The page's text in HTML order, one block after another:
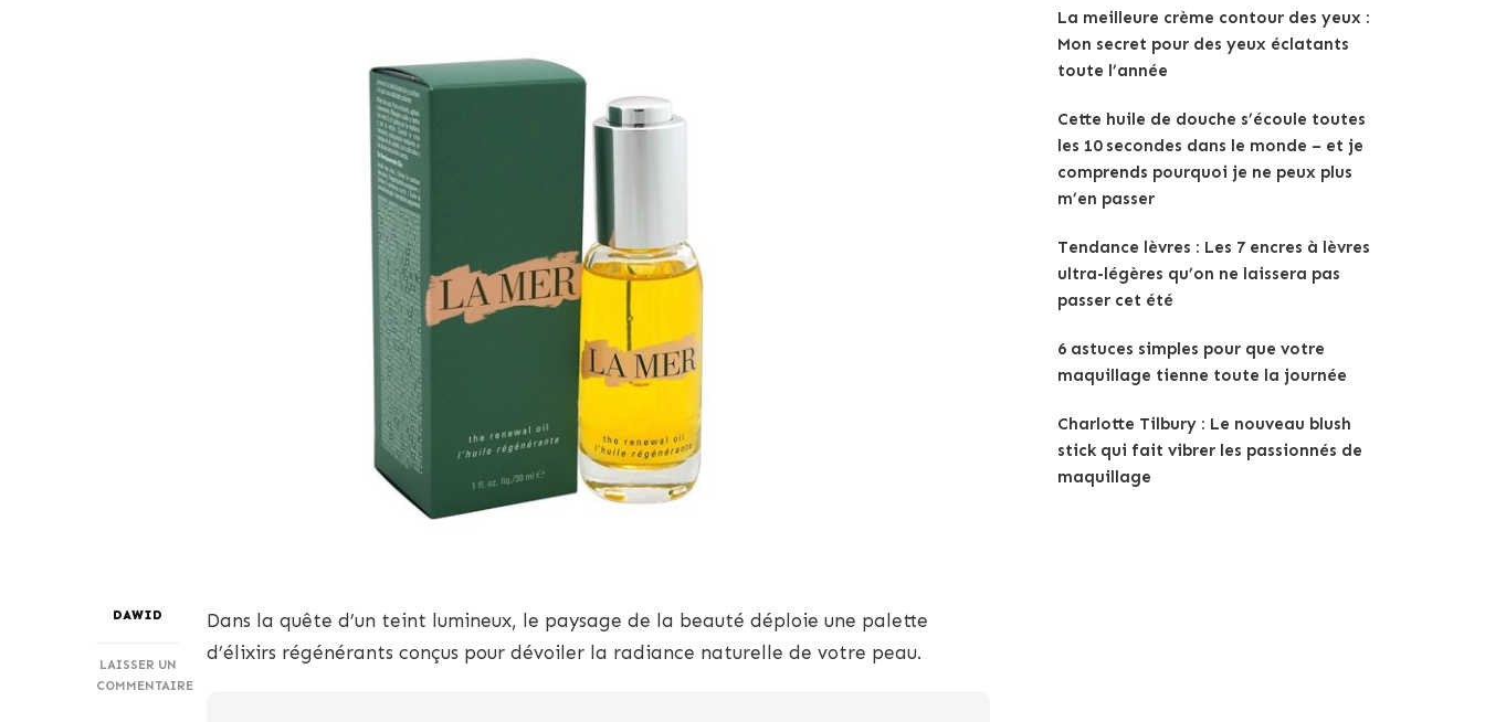
DAWID
LAISSER UN
COMMENTAIRE
Dans la quête d’un teint lumineux, le paysage de la beauté déploie une palette
d’élixirs régénérants conçus pour dévoiler la radiance naturelle de votre peau.
La meilleure crème contour des yeux :
Mon secret pour des yeux éclatants
toute l’année
Cette huile de douche s’écoule toutes
les 10 secondes dans le monde – et je
comprends pourquoi je ne peux plus
m’en passer
Tendance lèvres : Les 7 encres à lèvres
ultra-légères qu’on ne laissera pas
passer cet été
6 astuces simples pour que votre
maquillage tienne toute la journée
Charlotte Tilbury : Le nouveau blush
stick qui fait vibrer les passionnés de
maquillage